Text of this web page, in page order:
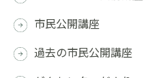
市民公開講座
過去の市民公開講座